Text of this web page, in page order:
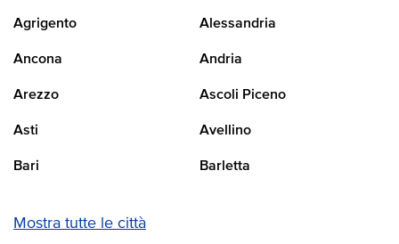
Agrigento Alessandria
Ancona Andria
Arezzo Ascoli Piceno
Asti Avellino
Bari Barletta
Mostra tutte le città